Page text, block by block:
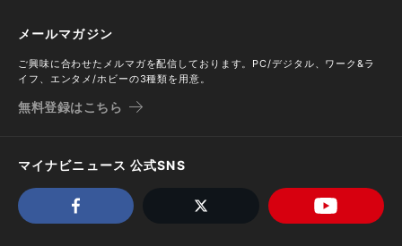
メールマガジン
ご興味に合わせたメルマガを配信しております。PC/デジタル、ワーク&ラ
イフ、エンタメ/ホビーの3種類を用意。
無料登録はこちら
マイナビニュース 公式SNS